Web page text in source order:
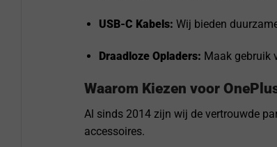
USB-C Kabels: Wij bieden
Draadloze Opladers: Maak gebruik
Waarom Kiezen voor
Al sinds 2014 zijn wij de vertrouwde
accessoires.